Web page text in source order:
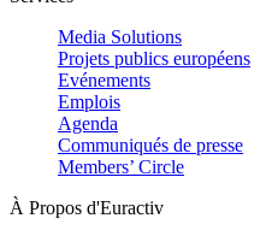
Media Solutions
Projets publics européens
Evénements
Emplois
Agenda
Communiqués de presse
Members’ Circle
À Propos d'Euractiv